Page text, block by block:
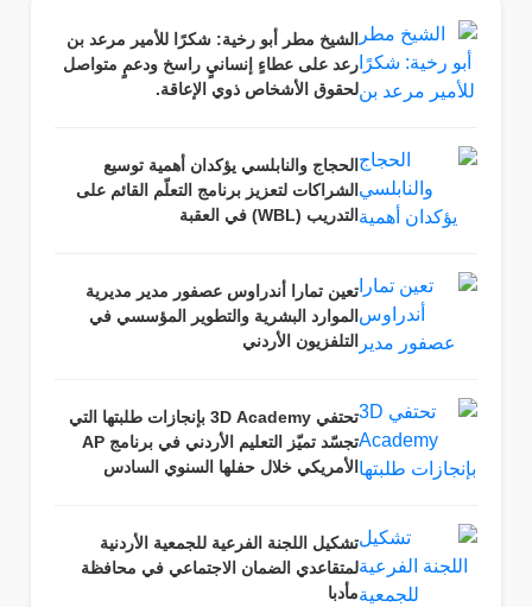
الشيخ مطر أبو رخية: شكرًا للأمير مرعد بن
رعد على عطاءٍ إنسانيٍ راسخ ودعمٍ متواصل
لحقوق الأشخاص ذوي الإعاقة.
الحجاج والنابلسي يؤكدان أهمية توسيع
الشراكات لتعزيز برنامج التعلّم القائم على
التدريب (WBL) في العقبة
تعين تمارا أندراوس عصفور مدير مديرية
الموارد البشرية والتطوير المؤسسي في
التلفزيون الأردني
تحتفي 3D Academy بإنجازات طلبتها التي
تجسّد تميّز التعليم الأردني في برنامج AP
الأمريكي خلال حفلها السنوي السادس
تشكيل اللجنة الفرعية للجمعية الأردنية
لمتقاعدي الضمان الاجتماعي في محافظة
مأدبا